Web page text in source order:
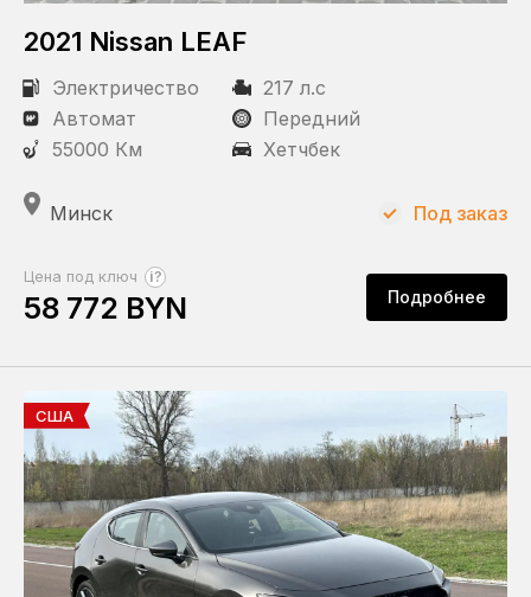
2021 Nissan LEAF
Электричество
217 л.с
Автомат
Передний
55000 Км
Хетчбек
Минск
Цена под ключ ?
58 772 BYN Подробнее
Под заказ
США